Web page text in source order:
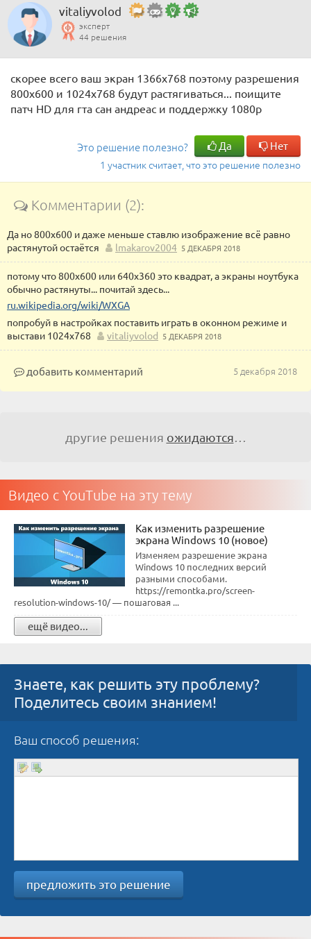
vitaliyvolod
эксперт
44 решения
скорее всего ваш экран 1366х768 поэтому разрешения
800х600 и 1024х768 будут растягиваться... поищите
патч HD для гта сан андреас и поддержку 1080р
Это решение полезно? Да Нет
1 участник считает, что это решение полезно
Комментарии (2):
Да но 800х600 и даже меньше ставлю изображение всё равно
растянутой остаётся
lmakarov2004 5 ДЕКАБРЯ 2018
потому что 800х600 или 640х360 это квадрат, а экраны ноутбука
обычно растянуты... почитай здесь...
ru.wikipedia.org/wiki/WXGA
попробуй в настройках поставить играть в оконном режиме и
выстави 1024х768
vitaliyvolod 5 ДЕКАБРЯ 2018
5 декабря 2018
добавить комментарий
другие решения ожидаются
Видео с YouTube на эту тему
Как изменить разрешение
экрана Windows 10 (новое)
Изменяем разрешение экрана
Windows 10 последних версий
разными способами.
https://remontka.pro/screen-
resolution-windows-10/ — пошаговая ...
ещё видео...
Знаете, как решить эту проблему?
Поделитесь своим знанием!
Ваш способ решения:
предложить это решение